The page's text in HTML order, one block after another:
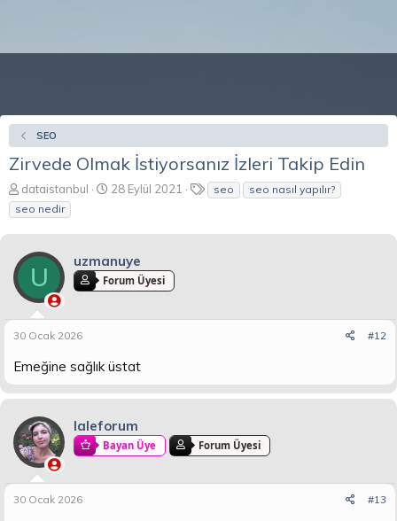
SEO
Zirvede Olmak İstiyorsanız İzleri Takip Edin
K
o
n
b
y
b
ş
a
a
dataistanbul
B
l
n
g
r
h
28 Eylül 2021
E
k
seo
seo nasıl yapılır?
seo nedir
U
uzmanuye
Forum Üyesi
30 Ocak 2026 #12
Emeğine sağlık üstat
laleforum
Bayan Üye Forum Üyesi
30 Ocak 2026 #13